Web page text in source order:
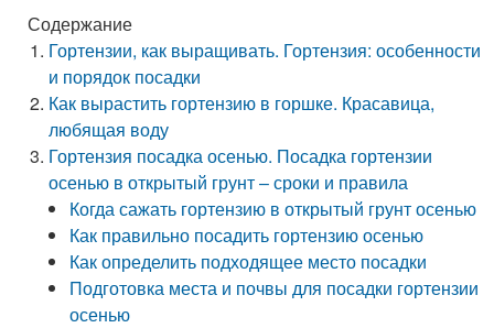
Содержание
Гортензии, как выращивать. Гортензия: особенности
и порядок посадки
Как вырастить гортензию в горшке. Красавица,
любящая воду
Гортензия посадка осенью. Посадка гортензии
осенью в открытый грунт – сроки и правила
Когда сажать гортензию в открытый грунт осенью
Как правильно посадить гортензию осенью
Как определить подходящее место посадки
Подготовка места и почвы для посадки гортензии
осенью